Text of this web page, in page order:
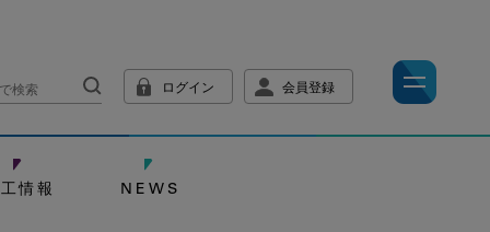
ログイン 会員登録
情報 NEWS